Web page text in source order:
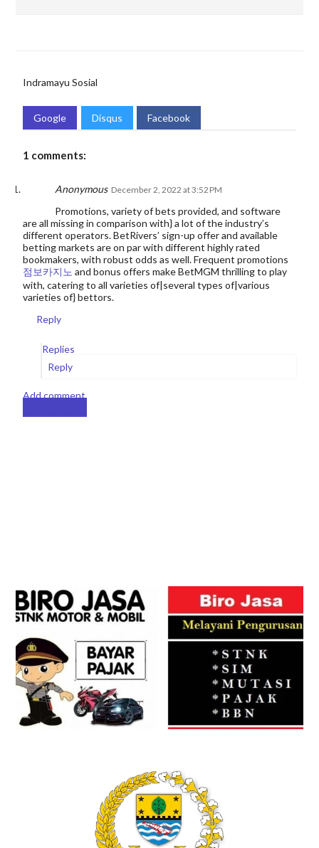
Indramayu Sosial
Google Disqus Facebook
1 comments:
Anonymous December 2, 2022 at 3:52 PM
Promotions, variety of bets provided, and software
are all missing in comparison with} a lot of the industry’s
different operators. BetRivers’ sign-up offer and available
betting markets are on par with different highly rated
bookmakers, with robust odds as well. Frequent promotions
점보카지노 and bonus offers make BetMGM thrilling to play
with, catering to all varieties of|several types of|various
varieties of} bettors.
Reply
Replies
Reply
Add comment